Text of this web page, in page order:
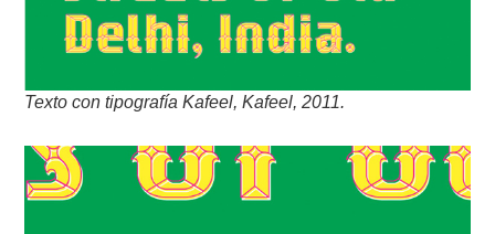
Texto con tipografía Kafeel, Kafeel, 2011.